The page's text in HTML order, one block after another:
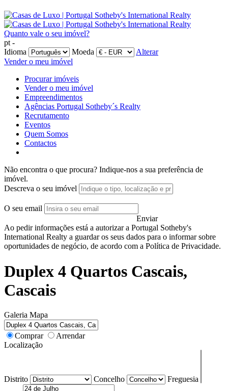
Quanto vale o seu imóvel?
pt -
Idioma
Moeda
Alterar
Vender o meu imóvel
Procurar imóveis
Vender o meu imóvel
Empreendimentos
Agências Portugal Sotheby´s Realty
Recrutamento
Eventos
Quem Somos
Contactos
Não encontra o que procura? Indique-nos a sua preferência de
imóvel.
Descreva o seu imóvel
O seu email
Enviar
Ao pedir informações está a autorizar a Portugal Sotheby's
International Realty a guardar os seus dados para o informar sobre
oportunidades de negócio, de acordo com a Política de Privacidade.
Duplex 4 Quartos Cascais,
Cascais
Galeria Mapa
Comprar
Arrendar
Localização
Distrito Concelho Freguesia